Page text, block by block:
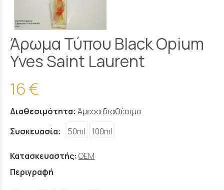
Άρωμα Τύπου Black Opium
Yves Saint Laurent
16 €
Διαθεσιμότητα: Άμεσα διαθέσιμο
Συσκευασία:
50ml 100ml
Κατασκευαστής: OEM
Περιγραφή